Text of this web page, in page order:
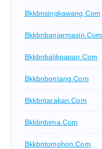
Bkkbnsingkawang.com
Bkkbnbanjarmasin.com
Bkkbnbalikpapan.com
Bkkbnbontang.com
Bkkbntarakan.com
Bkkbnbima.com
Bkkbntomohon.com